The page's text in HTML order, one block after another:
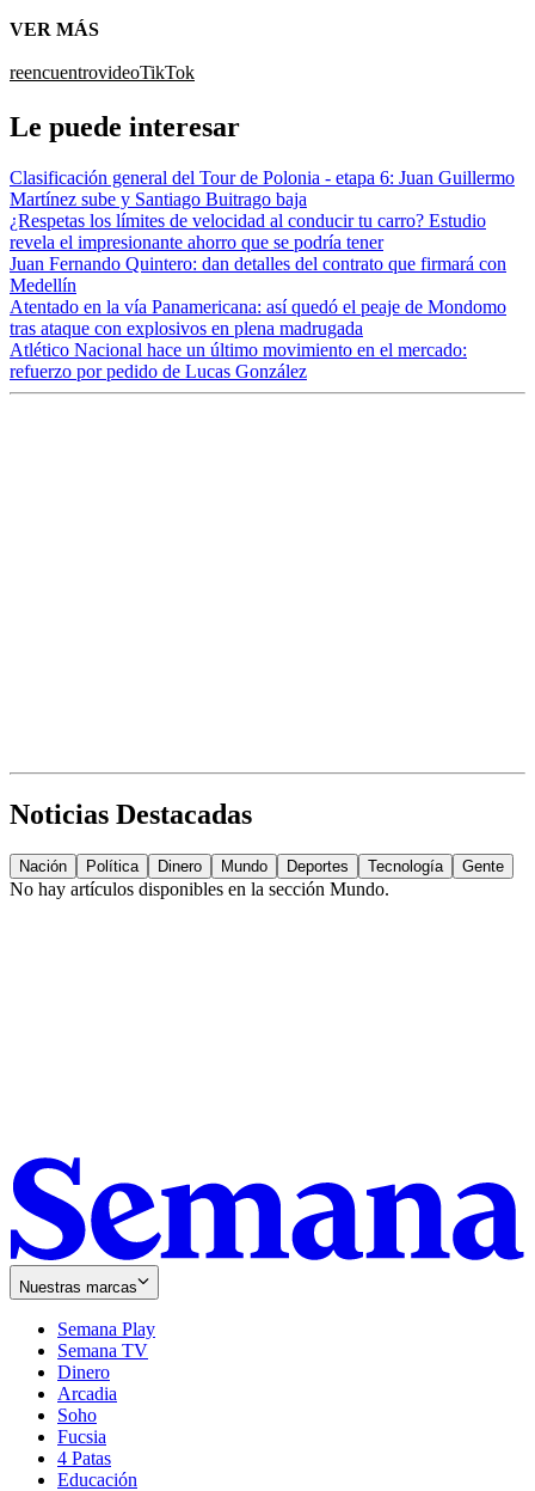
VER MÁS
reencuentrovideoTikTok
Le puede interesar
Clasificación general del Tour de Polonia - etapa 6: Juan Guillermo
Martínez sube y Santiago Buitrago baja
¿Respetas los límites de velocidad al conducir tu carro? Estudio
revela el impresionante ahorro que se podría tener
Juan Fernando Quintero: dan detalles del contrato que firmará con
Medellín
Atentado en la vía Panamericana: así quedó el peaje de Mondomo
tras ataque con explosivos en plena madrugada
Atlético Nacional hace un último movimiento en el mercado:
refuerzo por pedido de Lucas González
Noticias Destacadas
Nación Política Dinero Mundo Deportes Tecnología Gente
No hay artículos disponibles en la sección Mundo.
Nuestras marcas
Semana Play
Semana TV
Dinero
Arcadia
Soho
in
new
window
Fucsia
in
new
4 Patas
Educación